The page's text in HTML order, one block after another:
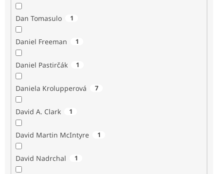
Dan Tomasulo 1
Daniel Freeman 1
Daniel Pastirčák 1
Daniela Krolupperová 7
David A. Clark 1
David Martin McIntyre 1
David Nadrchal 1